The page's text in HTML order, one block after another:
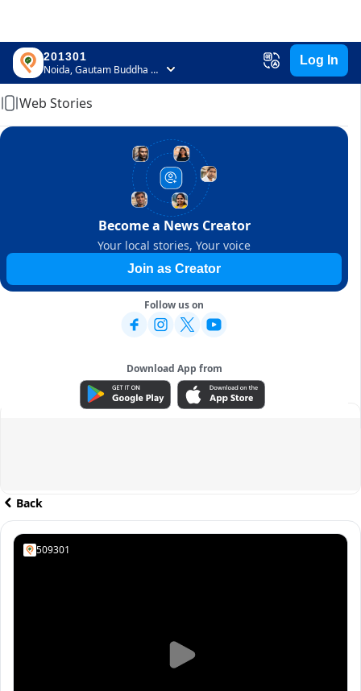
201301
Noida, Gautam Buddha Nagar, Uttar Pradesh
Log In
Home
Web Stories
Become a News Creator
Your local stories, Your voice
Join as Creator
Follow us on
Download App from
ADVERTISEMENT
Back
509301